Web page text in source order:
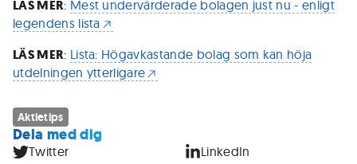
LÄS MER: Mest undervärderade bolagen just nu - enligt
legendens lista
LÄS MER: Lista: Högavkastande bolag som kan höja
utdelningen ytterligare
Aktietips
Dela med dig
Twitter LinkedIn